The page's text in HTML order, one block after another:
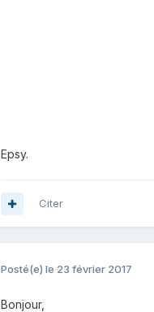
Epsy.
Citer
Posté(e) le 23 février 2017
Bonjour,